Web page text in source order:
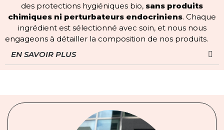
des protections hygiéniques bio, sans produits
chimiques ni perturbateurs endocriniens. Chaque
ingrédient est sélectionné avec soin, et nous nous
engageons à détailler la composition de nos produits.
EN SAVOIR PLUS